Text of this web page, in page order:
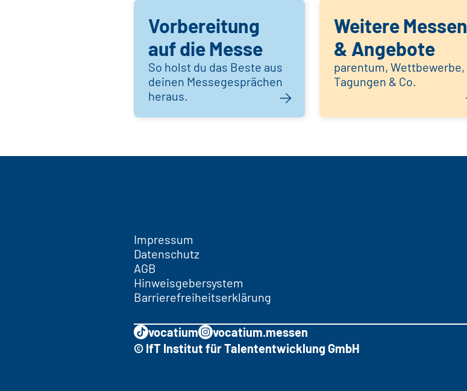
Vorbereitung
auf die Messe
So holst du das Beste aus
deinen Messegesprächen
heraus.
Weitere Messen
& Angebote
parentum, Wettbewerbe,
Tagungen & Co.
Impressum
Datenschutz
AGB
Hinweisgebersystem
Barrierefreiheitserklärung
vocatium
vocatium.messen
© IfT Institut für Talententwicklung GmbH